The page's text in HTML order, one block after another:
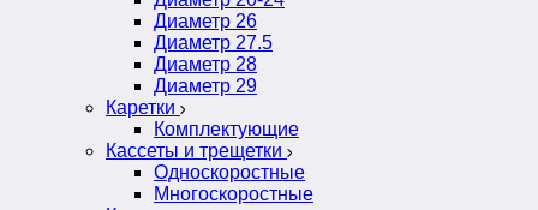
Диаметр 26
Диаметр 27.5
Диаметр 28
Диаметр 29
Каретки
Комплектующие
Кассеты и трещетки
Односкоростные
Многоскоростные